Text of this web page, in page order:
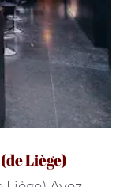
Liège)